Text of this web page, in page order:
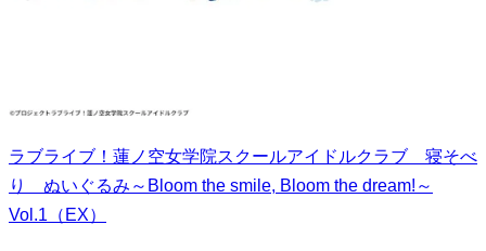
ラブライブ！蓮ノ空女学院スクールアイドルクラブ 寝そべ
り ぬいぐるみ～Bloom the smile, Bloom the dream!～
Vol.1（EX）